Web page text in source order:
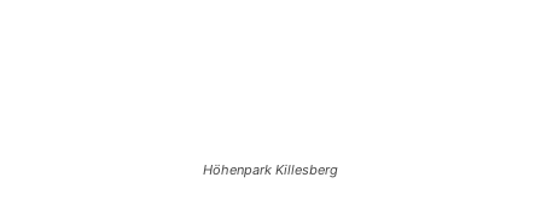
Höhenpark Killesberg